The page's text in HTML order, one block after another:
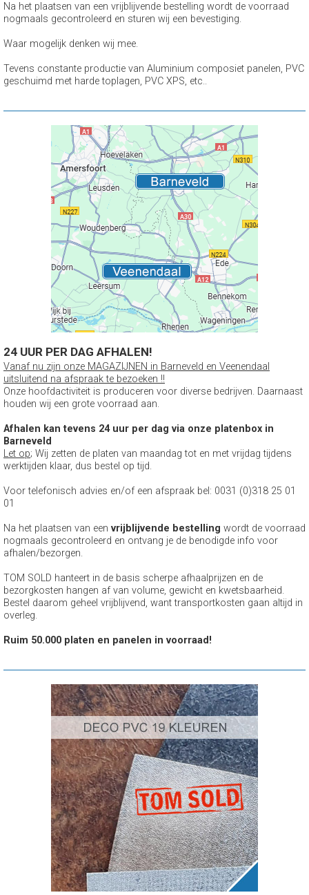
Na het plaatsen van een vrijblijvende bestelling wordt de voorraad
nogmaals gecontroleerd en sturen wij een bevestiging.
Waar mogelijk denken wij mee.
Tevens constante productie van Aluminium composiet panelen, PVC
geschuimd met harde toplagen, PVC XPS, etc..
24 UUR PER DAG AFHALEN!
Vanaf nu zijn onze MAGAZIJNEN in Barneveld en Veenendaal
uitsluitend na afspraak te bezoeken !!
Onze hoofdactiviteit is produceren voor diverse bedrijven. Daarnaast
houden wij een grote voorraad aan.
Afhalen kan tevens 24 uur per dag via onze platenbox in
Barneveld
Let op; Wij zetten de platen van maandag tot en met vrijdag tijdens
werktijden klaar, dus bestel op tijd.
Voor telefonisch advies en/of een afspraak bel: 0031 (0)318 25 01
01
Na het plaatsen van een vrijblijvende bestelling wordt de voorraad
nogmaals gecontroleerd en ontvang je de benodigde info voor
afhalen/bezorgen.
TOM SOLD hanteert in de basis scherpe afhaalprijzen en de
bezorgkosten hangen af van volume, gewicht en kwetsbaarheid.
Bestel daarom geheel vrijblijvend, want transportkosten gaan altijd in
overleg.
Ruim 50.000 platen en panelen in voorraad!